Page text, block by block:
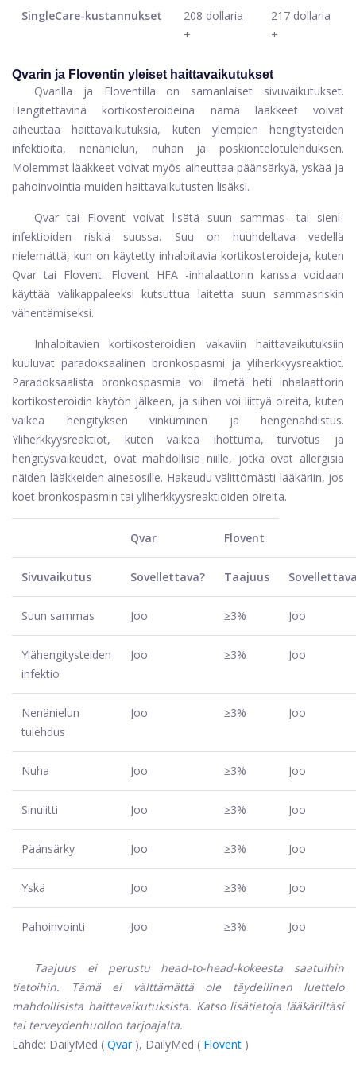
SingleCare-kustannukset
208 dollaria
+
217 dollaria
+
Qvarin ja Floventin yleiset haittavaikutukset
Qvarilla ja Floventilla on samanlaiset sivuvaikutukset.
Hengitettävinä kortikosteroideina nämä lääkkeet voivat
aiheuttaa haittavaikutuksia, kuten ylempien hengitysteiden
infektioita, nenänielun, nuhan ja poskiontelotulehduksen.
Molemmat lääkkeet voivat myös aiheuttaa päänsärkyä, yskää ja
pahoinvointia muiden haittavaikutusten lisäksi.
Qvar tai Flovent voivat lisätä suun sammas- tai sieni-
infektioiden riskiä suussa. Suu on huuhdeltava vedellä
nielemättä, kun on käytetty inhaloitavia kortikosteroideja, kuten
Qvar tai Flovent. Flovent HFA -inhalaattorin kanssa voidaan
käyttää välikappaleeksi kutsuttua laitetta suun sammasriskin
vähentämiseksi.
Inhaloitavien kortikosteroidien vakaviin haittavaikutuksiin
kuuluvat paradoksaalinen bronkospasmi ja yliherkkyysreaktiot.
Paradoksaalista bronkospasmia voi ilmetä heti inhalaattorin
kortikosteroidin käytön jälkeen, ja siihen voi liittyä oireita, kuten
vaikea hengityksen vinkuminen ja hengenahdistus.
Yliherkkyysreaktiot, kuten vaikea ihottuma, turvotus ja
hengitysvaikeudet, ovat mahdollisia niille, jotka ovat allergisia
näiden lääkkeiden ainesosille. Hakeudu välittömästi lääkäriin, jos
koet bronkospasmin tai yliherkkyysreaktioiden oireita.
Qvar Flovent
Sivuvaikutus Sovellettava? Taajuus
Suun sammas Joo ≥3% Joo
Ylähengitysteiden
infektio
Joo ≥3% Joo
Nenänielun
tulehdus
Joo ≥3% Joo
Nuha Joo ≥3% Joo
Sinuiitti Joo ≥3% Joo
Päänsärky Joo ≥3% Joo
Yskä Joo ≥3% Joo
Pahoinvointi Joo ≥3% Joo
Taajuus ei perustu head-to-head-kokeesta saatuihin
tietoihin. Tämä ei välttämättä ole täydellinen luettelo
mahdollisista haittavaikutuksista. Katso lisätietoja lääkäriltäsi
tai terveydenhuollon tarjoajalta.
Lähde: DailyMed ( Qvar), DailyMed ( Flovent )